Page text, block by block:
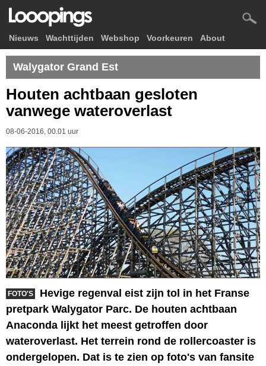
Nieuws Wachttijden Webshop Voorkeuren About
Walygator Grand Est
Houten achtbaan gesloten
vanwege wateroverlast
08-06-2016, 00.01 uur
FOTO'S
Hevige regenval eist zijn tol in het Franse
pretpark Walygator Parc. De houten achtbaan
Anaconda lijkt het meest getroffen door
wateroverlast. Het terrein rond de rollercoaster is
ondergelopen. Dat is te zien op foto's van fansite